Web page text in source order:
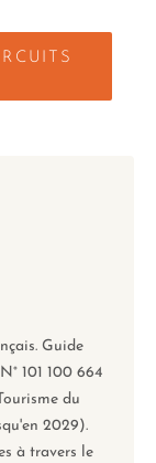
Guide
101 100 664
du
2029).
à travers le